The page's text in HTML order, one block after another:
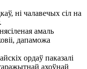
ні чалавечых сіл на
амаль
дапаможа
ордаў паказалі
ахоўнай